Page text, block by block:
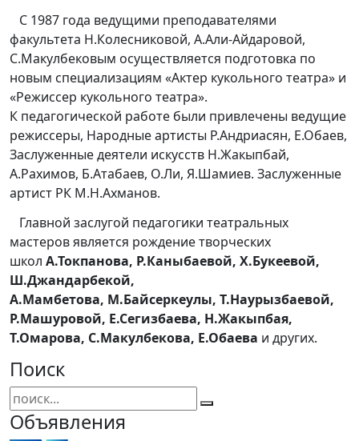
С 1987 года ведущими преподавателями
факультета Н.Колесниковой, А.Али-Айдаровой,
С.Макулбековым осуществляется подготовка по
новым специализациям «Актер кукольного театра» и
«Режиссер кукольного театра».
К педагогической работе были привлечены ведущие
режиссеры, Народные артисты Р.Андриасян, Е.Обаев,
Заслуженные деятели искусств Н.Жакыпбай,
А.Рахимов, Б.Атабаев, О.Ли, Я.Шамиев. Заслуженные
артист РК М.Н.Ахманов.
Главной заслугой педагогики театральных
мастеров является рождение творческих
школ А.Токпанова, Р.Каныбаевой, Х.Букеевой,
Ш.Джандарбекой,
А.Мамбетова, М.Байсеркеулы, Т.Наурызбаевой,
Р.Машуровой, Е.Сегизбаева, Н.Жакыпбая,
Т.Омарова, С.Макулбекова, Е.Обаева и других.
Поиск
Объявления